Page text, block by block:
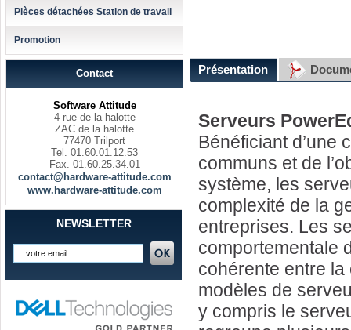
Pièces détachées Station de travail
Promotion
Contact
Software Attitude
4 rue de la halotte
ZAC de la halotte
77470 Trilport
Tel. 01.60.01.12.53
Fax. 01.60.25.34.01
contact@hardware-attitude.com
www.hardware-attitude.com
NEWSLETTER
Présentation
Serveurs
Bénéficiant d’une
communs et de
système, les
complexité de la
entreprises. Les
comportementale
cohérente entre
modèles de
y compris le